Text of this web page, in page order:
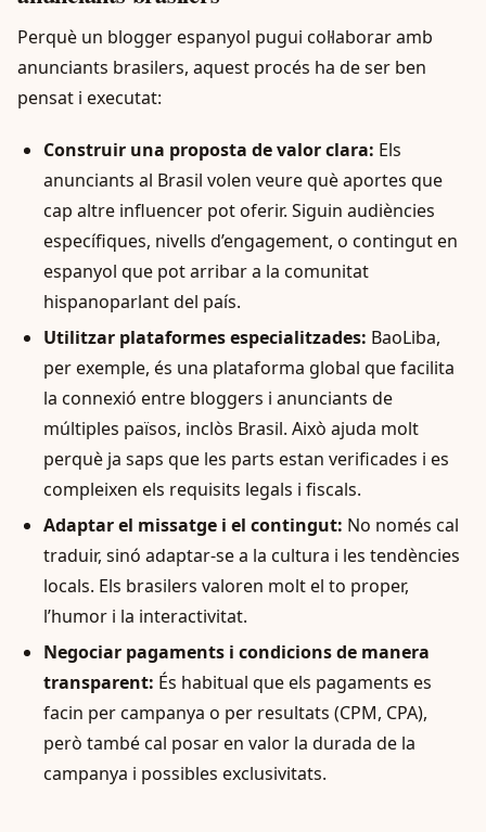
Perquè un blogger espanyol pugui col·laborar amb
anunciants brasilers, aquest procés ha de ser ben
pensat i executat:
Construir una proposta de valor clara: Els
anunciants al Brasil volen veure què aportes que
cap altre influencer pot oferir. Siguin audiències
específiques, nivells d’engagement, o contingut en
espanyol que pot arribar a la comunitat
hispanoparlant del país.
Utilitzar plataformes especialitzades: BaoLiba,
per exemple, és una plataforma global que facilita
la connexió entre bloggers i anunciants de
múltiples països, inclòs Brasil. Això ajuda molt
perquè ja saps que les parts estan verificades i es
compleixen els requisits legals i fiscals.
Adaptar el missatge i el contingut: No només cal
traduir, sinó adaptar-se a la cultura i les tendències
locals. Els brasilers valoren molt el to proper,
l’humor i la interactivitat.
Negociar pagaments i condicions de manera
transparent: És habitual que els pagaments es
facin per campanya o per resultats (CPM, CPA),
però també cal posar en valor la durada de la
campanya i possibles exclusivitats.